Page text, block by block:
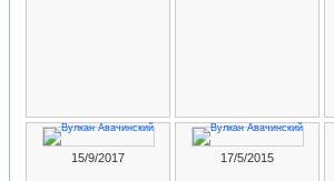
15/9/2017 17/5/2015